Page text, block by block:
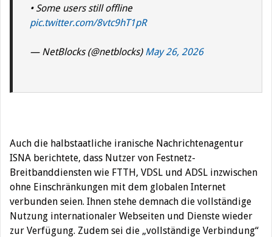
• Some users still offline
pic.twitter.com/8vtc9hT1pR
— NetBlocks (@netblocks) May 26, 2026
Auch die halbstaatliche iranische Nachrichtenagentur
ISNA berichtete, dass Nutzer von Festnetz-
Breitbanddiensten wie FTTH, VDSL und ADSL inzwischen
ohne Einschränkungen mit dem globalen Internet
verbunden seien. Ihnen stehe demnach die vollständige
Nutzung internationaler Webseiten und Dienste wieder
zur Verfügung. Zudem sei die „vollständige Verbindung“